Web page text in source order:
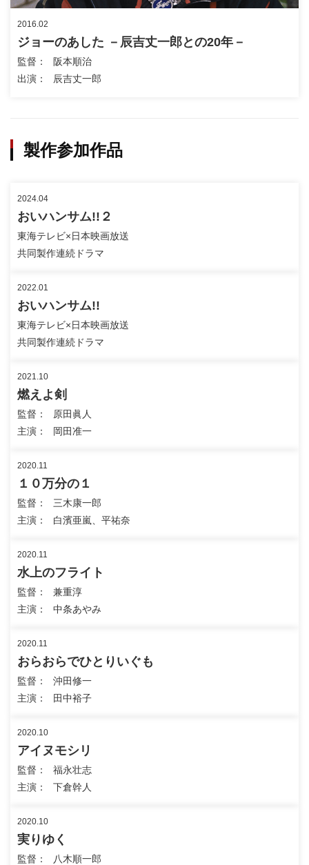
2016.02
ジョーのあした －辰吉丈一郎との20年－
監督
出演
阪本順治
辰吉丈一郎
製作参加作品
2024.04
おいハンサム!!２
東海テレビ×日本映画放送
共同製作連続ドラマ
2022.01
おいハンサム!!
東海テレビ×日本映画放送
共同製作連続ドラマ
2021.10
燃えよ剣
監督
主演
原田眞人
岡田准一
2020.11
１０万分の１
監督
主演
三木康一郎
白濱亜嵐、平祐奈
2020.11
水上のフライト
監督
主演
兼重淳
中条あやみ
2020.11
おらおらでひとりいぐも
監督
主演
沖田修一
田中裕子
2020.10
アイヌモシリ
監督
主演
福永壮志
下倉幹人
2020.10
実りゆく
監督
八木順一郎